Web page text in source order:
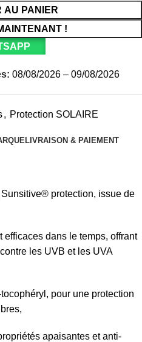
AU PANIER
!
08/08/2026 – 09/08/2026
, Protection SOLAIRE
LIVRAISON & PAIEMENT
protection, issue de
dans le temps, offrant
les UVB et les UVA
pour une protection
apaisantes et anti-